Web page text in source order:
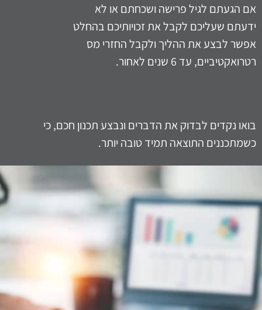
אם הגעתם לגיל פרישה ושכחתם או לא
ידעתם שעליכם לקבל את זכויותיכם בהחלט
אפשר לבצע את ההליך ולקבל החזרי מס
רטרואקטיביים, עד 6 שנים לאחור.
בואו נקדים לבדוק את הדברים ונבצע תכנון חכם, כי
כשמתכננים התוצאה תמיד טובה יותר.